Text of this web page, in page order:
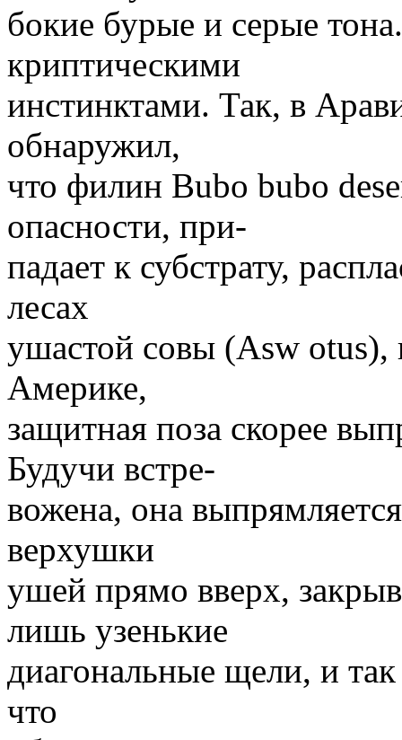
бокие бурые и серые
криптическими
инстинктами. Так, в
обнаружил,
что филин Bubo bubo
опасности, при-
падает к субстрату,
лесах
ушастой совы (Asw
Америке,
защитная поза скорее
Будучи встре-
вожена, она
верхушки
ушей прямо вверх,
лишь узенькие
диагональные щели, и
что